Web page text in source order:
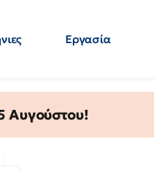
Εργασία
Αυγούστου!